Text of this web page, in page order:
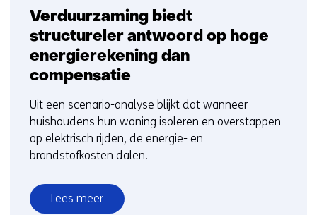
Verduurzaming biedt
structureler antwoord op hoge
energierekening dan
compensatie
Uit een scenario-analyse blijkt dat wanneer
huishoudens hun woning isoleren en overstappen
op elektrisch rijden, de energie- en
brandstofkosten dalen.
Lees meer